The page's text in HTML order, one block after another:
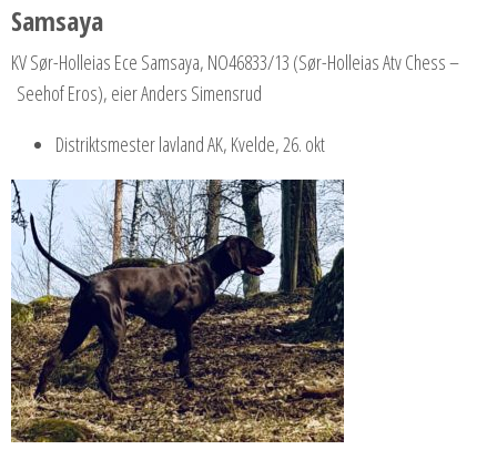
Samsaya
KV Sør-Holleias Ece Samsaya, NO46833/13 (Sør-Holleias Atv Chess –
Seehof Eros), eier Anders Simensrud
Distriktsmester lavland AK, Kvelde, 26. okt